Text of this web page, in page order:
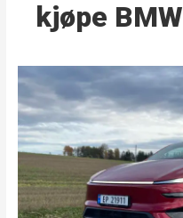
kjøpe BMW